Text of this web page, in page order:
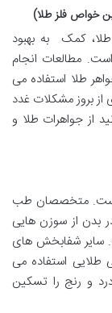
خواص فلز طلا)
کمک به بهبود
مطالعات انجام
طلا استفاده می
از بروز مشکلات غدد
از جواهرات طلا و
است. متخصصان طب
بدن از سوزن هایی
سایر شفابخش های
طلایی استفاده می
و رنج را تسکین